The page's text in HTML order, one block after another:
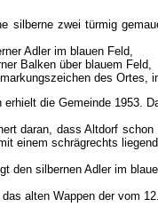
silberne zwei türmig
Adler im blauen Feld,
Balken über blauem Feld,
des Ortes,
erhielt die Gemeinde 1953.
daran, dass Altdorf
einem schrägrechts
den silbernen Adler im
alten Wappen der vom